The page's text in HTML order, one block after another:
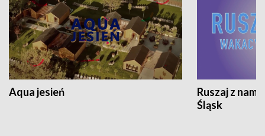
Aqua jesień
Ruszaj z
Śląsk